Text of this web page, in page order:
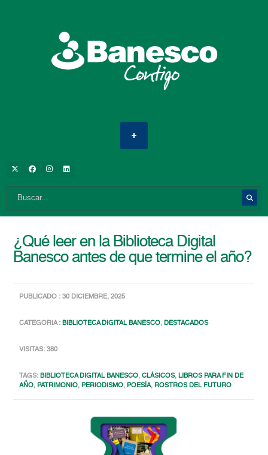
¿Qué leer en la Biblioteca Digital
Banesco antes de que termine el año?
PUBLICADO : 30 DICIEMBRE, 2025
CATEGORIA :BIBLIOTECA DIGITAL BANESCO,DESTACADOS
VISITAS: 380
TAGS:BIBLIOTECA DIGITAL BANESCO,CLÁSICOS,LIBROS PARA FIN DE
AÑO, PATRIMONIO, PERIODISMO, POESÍA, ROSTROS DEL FUTURO